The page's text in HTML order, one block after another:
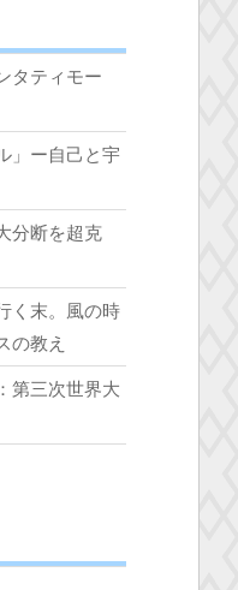
タティモー
」ー自己と宇
分断を超克
く末。風の時
の教え
第三次世界大